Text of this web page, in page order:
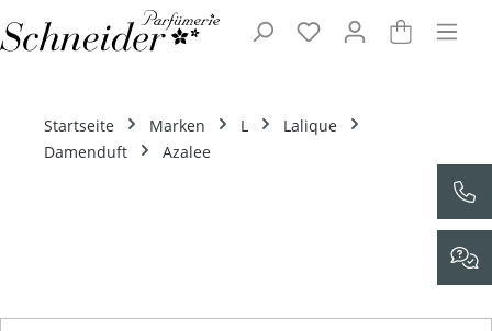
Zum Hauptinhalt springen
Startseite Marken L
Lalique
Damenduft
Azalee